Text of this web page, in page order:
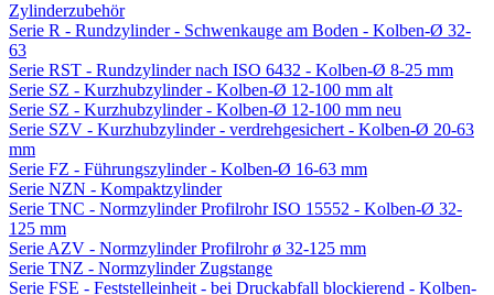
Zylinderzubehör
Serie R - Rundzylinder - Schwenkauge am Boden - Kolben-Ø 32-
63
Serie RST - Rundzylinder nach ISO 6432 - Kolben-Ø 8-25 mm
Serie SZ - Kurzhubzylinder - Kolben-Ø 12-100 mm alt
Serie SZ - Kurzhubzylinder - Kolben-Ø 12-100 mm neu
Serie SZV - Kurzhubzylinder - verdrehgesichert - Kolben-Ø 20-63
mm
Serie FZ - Führungszylinder - Kolben-Ø 16-63 mm
Serie NZN - Kompaktzylinder
Serie TNC - Normzylinder Profilrohr ISO 15552 - Kolben-Ø 32-
125 mm
Serie AZV - Normzylinder Profilrohr ø 32-125 mm
Serie TNZ - Normzylinder Zugstange
Serie FSE - Feststelleinheit - bei Druckabfall blockierend - Kolben-